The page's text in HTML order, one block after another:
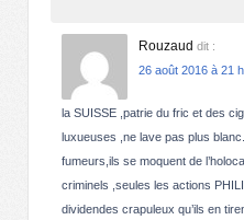
Rouzaud dit :
26 août 2016 à 21
la SUISSE ,patrie du fric et des
luxueuses ,ne lave pas plus
fumeurs,ils se moquent de
criminels ,seules les actions
dividendes crapuleux qu’ils en